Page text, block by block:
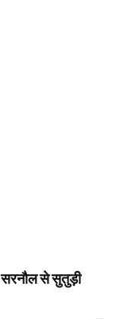
सरनौल से सुतुड़ी